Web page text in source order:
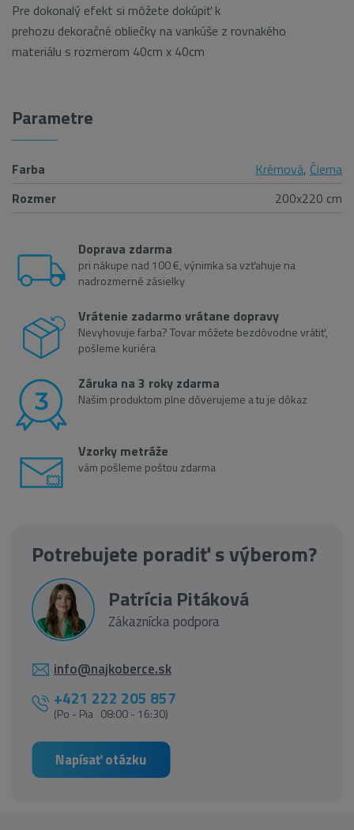
Pre dokonalý efekt si môžete dokúpiť k
prehozu dekoračné obliečky na vankúše z rovnakého
materiálu s rozmerom 40cm x 40cm
Parametre
Farba Krémová, Čierna
Rozmer
200x220 cm
Doprava zdarma
pri nákupe nad 100 €, výnimka sa vzťahuje na
nadrozmerné zásielky
Vrátenie zadarmo vrátane dopravy
Nevyhovuje farba? Tovar môžete bezdôvodne vrátiť,
pošleme kuriéra
Záruka na 3 roky zdarma
Našim produktom plne dôverujeme a tu je dôkaz
Vzorky metráže
vám pošleme poštou zdarma
Potrebujete poradiť s výberom?
Patrícia Pitáková
Zákaznícka podpora
info@najkoberce.sk
+421 222 205 857
(Po - Pia 08:00 - 16:30)
Napísať otázku